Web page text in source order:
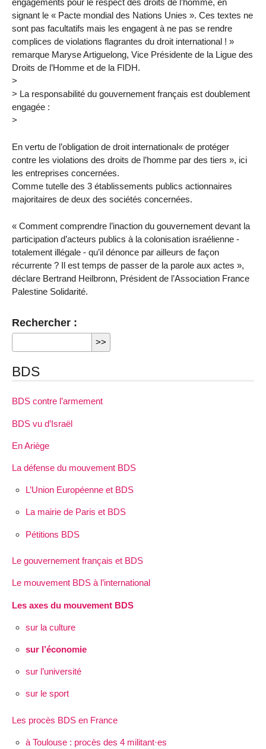
engagements pour le respect des droits de l’homme, en
signant le « Pacte mondial des Nations Unies ». Ces textes ne
sont pas facultatifs mais les engagent à ne pas se rendre
complices de violations flagrantes du droit international ! »
remarque Maryse Artiguelong, Vice Présidente de la Ligue des
Droits de l’Homme et de la FIDH.
>
> La responsabilité du gouvernement français est doublement
engagée :
>
En vertu de l’obligation de droit international« de protéger
contre les violations des droits de l’homme par des tiers », ici
les entreprises concernées.
Comme tutelle des 3 établissements publics actionnaires
majoritaires de deux des sociétés concernées.
« Comment comprendre l’inaction du gouvernement devant la
participation d’acteurs publics à la colonisation israélienne -
totalement illégale - qu’il dénonce par ailleurs de façon
récurrente ? Il est temps de passer de la parole aux actes »,
déclare Bertrand Heilbronn, Président de l’Association France
Palestine Solidarité.
Rechercher :
BDS
BDS contre l’armement
BDS vu d’Israël
En Ariège
La défense du mouvement BDS
L’Union Européenne et BDS
La mairie de Paris et BDS
Pétitions BDS
Le gouvernement français et BDS
Le mouvement BDS à l’international
Les axes du mouvement BDS
sur la culture
sur l’économie
sur l’université
sur le sport
Les procès BDS en France
à Toulouse : procès des 4 militant·es